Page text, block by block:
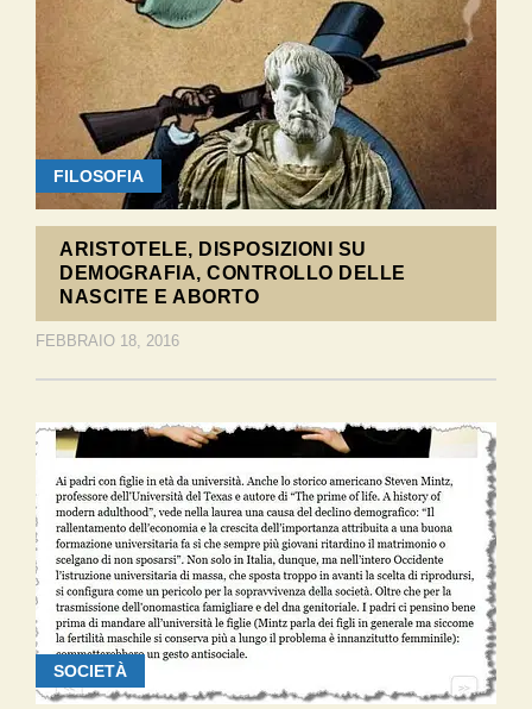
FILOSOFIA
ARISTOTELE, DISPOSIZIONI SU
DEMOGRAFIA, CONTROLLO DELLE
NASCITE E ABORTO
FEBBRAIO 18, 2016
SOCIETÀ